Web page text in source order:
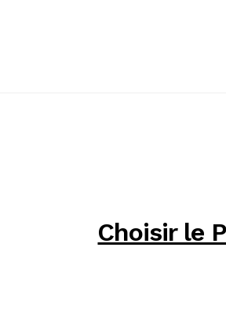
Choisir le